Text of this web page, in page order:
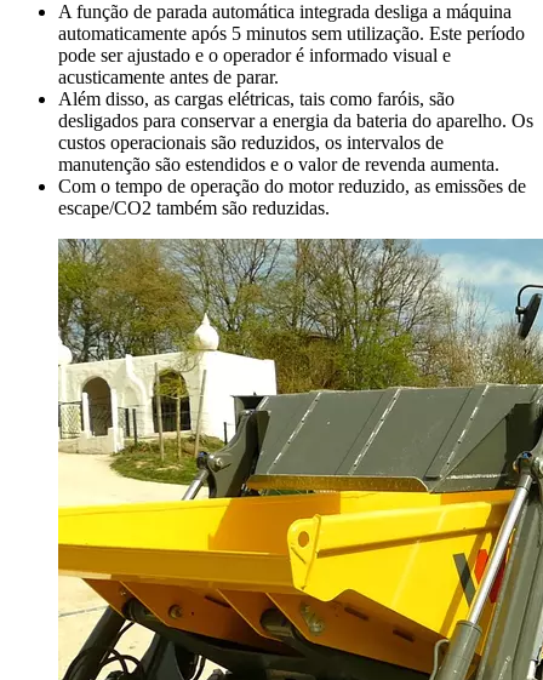
A função de parada automática integrada desliga a máquina
automaticamente após 5 minutos sem utilização. Este período
pode ser ajustado e o operador é informado visual e
acusticamente antes de parar.
Além disso, as cargas elétricas, tais como faróis, são
desligados para conservar a energia da bateria do aparelho. Os
custos operacionais são reduzidos, os intervalos de
manutenção são estendidos e o valor de revenda aumenta.
Com o tempo de operação do motor reduzido, as emissões de
escape/CO2 também são reduzidas.